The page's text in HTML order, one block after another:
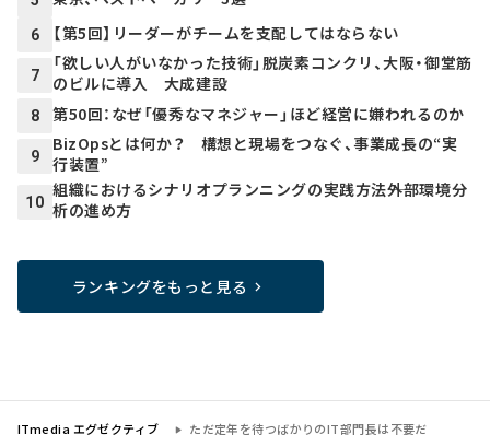
6 【第5回】リーダーがチームを支配してはならない
7
「欲しい人がいなかった技術」脱炭素コンクリ、大阪・御堂筋
のビルに導入 大成建設
8 第50回：なぜ「優秀なマネジャー」ほど経営に嫌われるのか
9
BizOpsとは何か？ 構想と現場をつなぐ、事業成長の“実
行装置”
10
組織におけるシナリオプランニングの実践方法――外部環境分
析の進め方
ランキングをもっと見る
ITmedia エグゼクティブ ただ定年を待つばかりのIT部門長は不要だ